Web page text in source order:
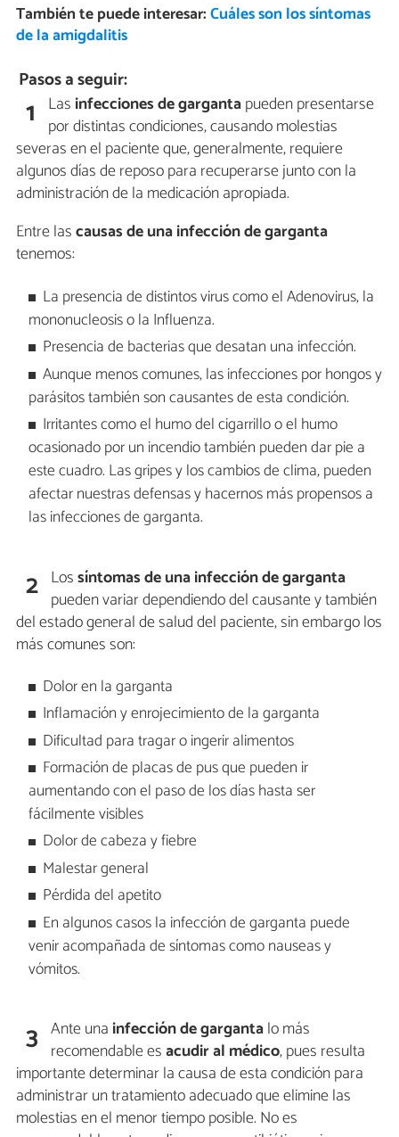
También te puede interesar:Cuáles son los síntomas
de la amigdalitis
Pasos a seguir:
1 Las infecciones de gargantapueden presentarse
por distintas condiciones, causando molestias
severas en el paciente que, generalmente, requiere
algunos días de reposo para recuperarse junto con la
administración de la medicación apropiada.
Entre lascausas de una infección de garganta
tenemos:
La presencia de distintos virus como el Adenovirus, la
mononucleosis o la Influenza.
Presencia de bacterias que desatan una infección.
Aunque menos comunes, las infecciones por hongos y
parásitos también son causantes de esta condición.
Irritantes como el humo del cigarrillo o el humo
ocasionado por un incendio también pueden dar pie a
este cuadro. Las gripes y los cambios de clima, pueden
afectar nuestras defensas y hacernos más propensos a
las infecciones de garganta.
2 Lossíntomas de una infección de garganta
pueden variar dependiendo del causante y también
del estado general de salud del paciente, sin embargo los
más comunes son:
Dolor en la garganta
Inflamación y enrojecimiento de la garganta
Dificultad para tragar o ingerir alimentos
Formación de placas de pus que pueden ir
aumentando con el paso de los días hasta ser
fácilmente visibles
Dolor de cabeza y fiebre
Malestar general
Pérdida del apetito
En algunos casos la infección de garganta puede
venir acompañada de síntomas como nauseas y
vómitos.
3 Ante una infección de gargantalo más
recomendable esacudir al médico, pues resulta
importante determinar la causa de esta condición para
administrar un tratamiento adecuado que elimine las
molestias en el menor tiempo posible. No es